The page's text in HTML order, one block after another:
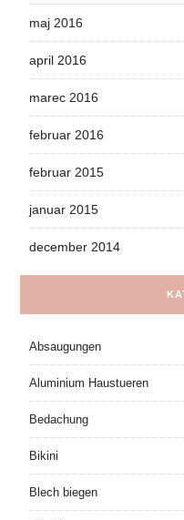
maj 2016
april 2016
marec 2016
februar 2016
februar 2015
januar 2015
december 2014
Absaugungen
Aluminium Haustueren
Bedachung
Bikini
Blech biegen